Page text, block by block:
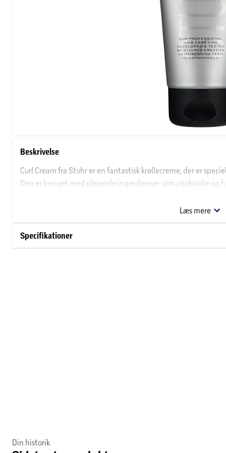
Beskrivelse
Curl Cream fra Stuhr er en fantastisk krøllecreme, der er
Den er beriget med plejende ingredienser som jojobaolie og
til krøllerne. Anvend curl cream på fugtigt hår for at skabe
diffusere.
Læs mere
Specifikationer
Din historik